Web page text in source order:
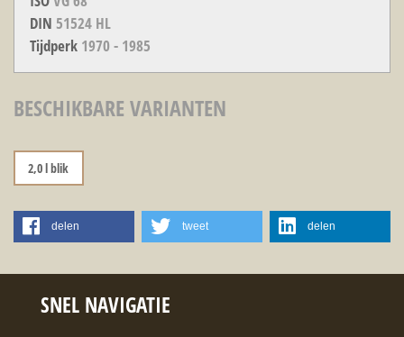
DIN 51524 HL
Tijdperk 1970 - 1985
BESCHIKBARE VARIANTEN
2,0 l blik
delen tweet delen
SNEL NAVIGATIE